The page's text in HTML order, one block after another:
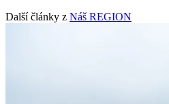
Další články z Náš REGION